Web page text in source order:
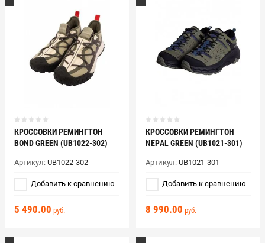
КРОССОВКИ РЕМИНГТОН
BOND GREEN (UB1022-302)
Артикул: UB1022-302
Добавить к сравнению
5 490.00 руб.
КРОССОВКИ РЕМИНГТОН
NEPAL GREEN (UB1021-301)
Артикул:UB1021-301
Добавить к сравнению
8 990.00 руб.